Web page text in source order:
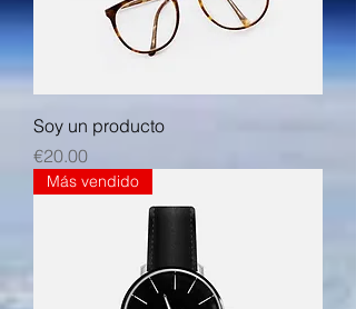
Soy un producto
Price
€20.00
Más vendido